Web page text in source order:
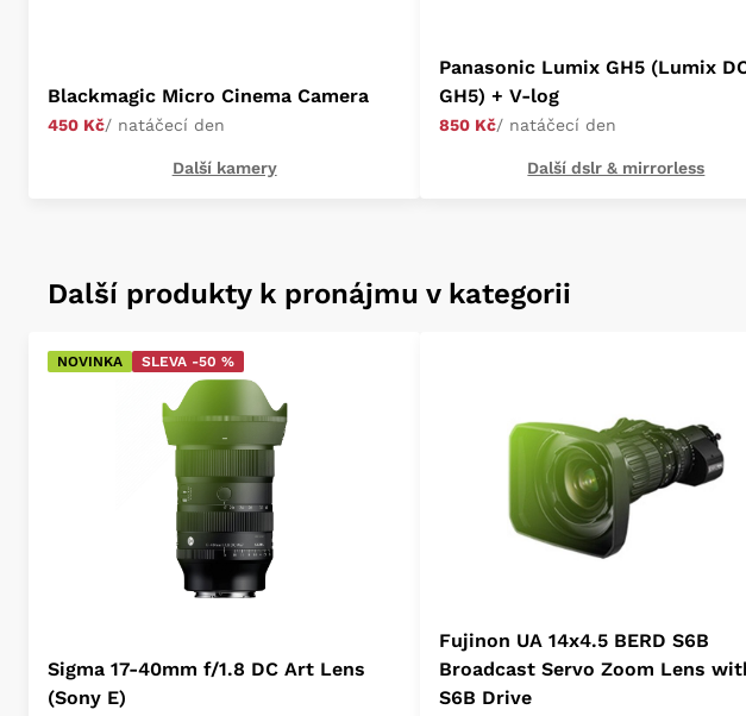
Blackmagic Micro Cinema Camera
450 Kč/ natáčecí den
Další kamery
Panasonic Lumix GH5 (Lumix
GH5) + V-log
850 Kč/ natáčecí den
Další dslr & mirrorless
Další produkty k pronájmu v kategorii
NOVINKA SLEVA -50 %
Sigma 17-40mm f/1.8 DC Art Lens
(Sony E)
Fujinon UA 14x4.5 BERD S6B
Broadcast Servo Zoom Lens
S6B Drive